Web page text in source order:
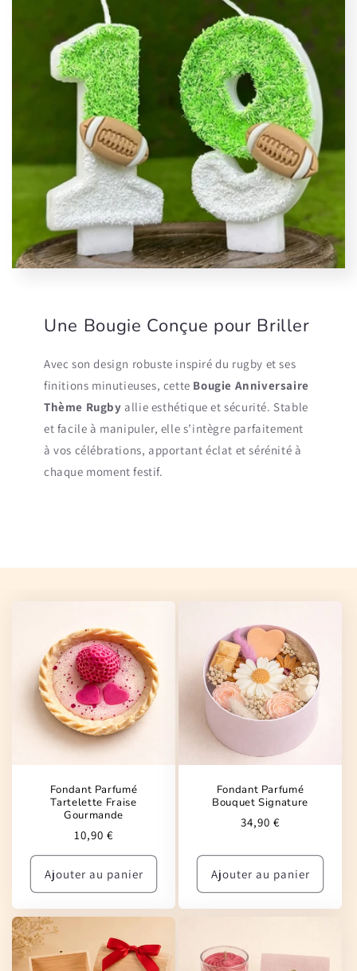
Une Bougie Conçue pour Briller
Avec son design robuste inspiré du rugby et ses
finitions minutieuses, cette Bougie Anniversaire
Thème Rugby allie esthétique et sécurité. Stable
et facile à manipuler, elle s’intègre parfaitement
à vos célébrations, apportant éclat et sérénité à
chaque moment festif.
Fondant Parfumé
Tartelette Fraise
Gourmande
Prix
habituel
10,90 €
Ajouter au panier
Fondant Parfumé
Bouquet Signature
Prix
34,90 €
Ajouter au panier